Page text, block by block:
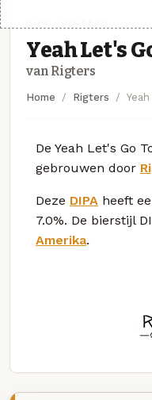
Yeah Let's
van Rigters
Home Rigters
De Yeah Let's Go
gebrouwen door
Deze DIPA heeft
7.0%. De bierstijl
Amerika.